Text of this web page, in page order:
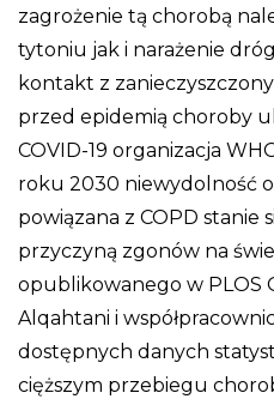
zagrożenie tą chorobą
tytoniu jak i narażenie
kontakt z
przed epidemią choroby
COVID-19 organizacja
roku 2030 niewydolność
powiązana z COPD stanie
przyczyną zgonów na
opublikowanego w PLOS
Alqahtani i
dostępnych danych
cięższym przebiegu